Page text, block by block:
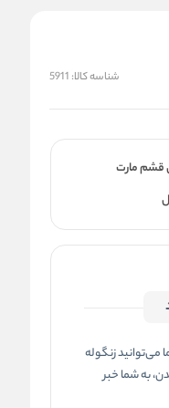
شناسه کالا: 5911
قشم مارت
می‌توانید زنگوله
به شما خبر